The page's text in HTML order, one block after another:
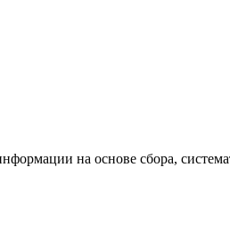
на основе сбора,